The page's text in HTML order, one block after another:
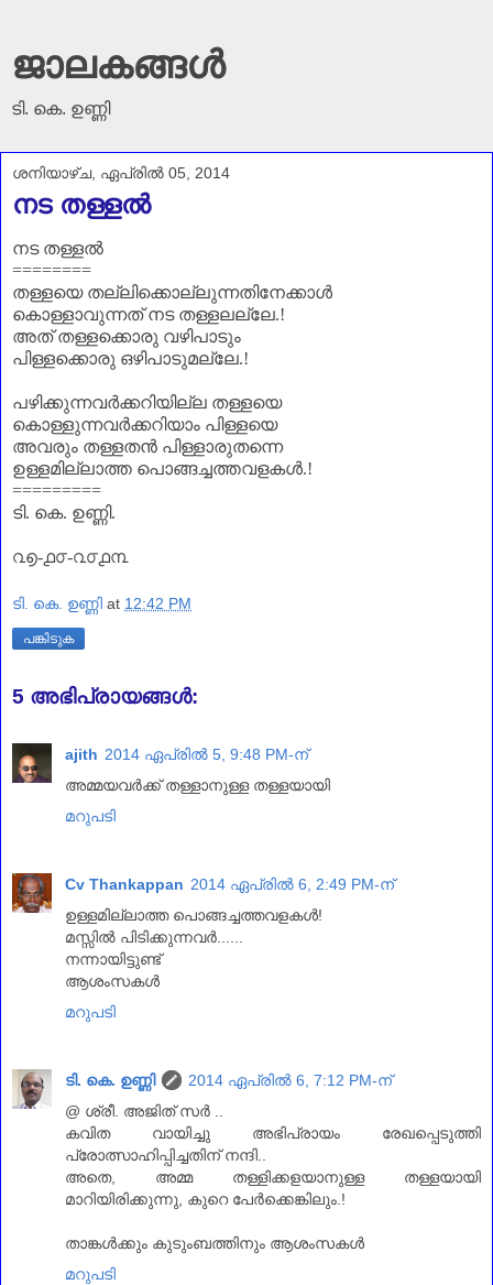
ജാലകങ്ങൾ
ടി. കെ. ഉണ്ണി
ശനിയാഴ്‌ച, ഏപ്രിൽ 05, 2014
നട തള്ളൽ
നട തള്ളൽ
========
തള്ളയെ തല്ലിക്കൊല്ലുന്നതിനേക്കാൾ
കൊള്ളാവുന്നത് നട തള്ളലല്ലേ.!
അത് തള്ളക്കൊരു വഴിപാടും
പിള്ളക്കൊരു ഒഴിപാടുമല്ലേ.!
പഴിക്കുന്നവര്‍ക്കറിയില്ല തള്ളയെ
കൊള്ളുന്നവര്‍ക്കറിയാം പിള്ളയെ
അവരും തള്ളതൻ പിള്ളാരുതന്നെ
ഉള്ളമില്ലാത്ത പൊങ്ങച്ചത്തവളകൾ.!
=========
ടി. കെ. ഉണ്ണി.
൨൭-൧൦-൨൦൧൩
ടി. കെ. ഉണ്ണി at 12:42 PM
പങ്കിടുക
5 അഭിപ്രായങ്ങൾ:
ajith 2014 ഏപ്രിൽ 5, 9:48 PM-ന്
അമ്മയവര്‍ക്ക് തള്ളാനുള്ള തള്ളയായി
മറുപടി
Cv Thankappan 2014 ഏപ്രിൽ 6, 2:49 PM-ന്
ഉള്ളമില്ലാത്ത പൊങ്ങച്ചത്തവളകള്‍!
മസ്സില്‍ പിടിക്കുന്നവര്‍......
നന്നായിട്ടുണ്ട്
ആശംസകള്‍
മറുപടി
ടി. കെ. ഉണ്ണി
2014 ഏപ്രിൽ 6, 7:12 PM-ന്
@ ശ്രീ. അജിത്‌ സര്‍ ..
കവിത വായിച്ചു അഭിപ്രായം രേഖപ്പെടുത്തി
പ്രോത്സാഹിപ്പിച്ചതിന് നന്ദി..
അതെ, അമ്മ തള്ളിക്കളയാനുള്ള തള്ളയായി
മാറിയിരിക്കുന്നു, കുറെ പേര്‍ക്കെങ്കിലും.!
താങ്കള്‍ക്കും കുടുംബത്തിനും ആശംസകള്‍
മറുപടി